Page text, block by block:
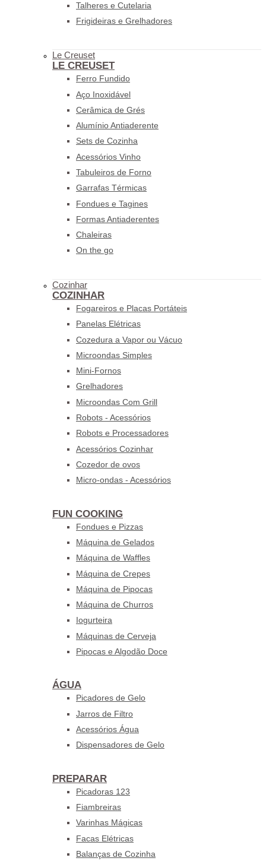
Talheres e Cutelaria
Frigideiras e Grelhadores
Le Creuset
LE CREUSET
Ferro Fundido
Aço Inoxidável
Cerâmica de Grés
Alumínio Antiaderente
Sets de Cozinha
Acessórios Vinho
Tabuleiros de Forno
Garrafas Térmicas
Fondues e Tagines
Formas Antiaderentes
Chaleiras
On the go
Cozinhar
COZINHAR
Fogareiros e Placas Portáteis
Panelas Elétricas
Cozedura a Vapor ou Vácuo
Microondas Simples
Mini-Fornos
Grelhadores
Microondas Com Grill
Robots - Acessórios
Robots e Processadores
Acessórios Cozinhar
Cozedor de ovos
Micro-ondas - Acessórios
FUN COOKING
Fondues e Pizzas
Máquina de Gelados
Máquina de Waffles
Máquina de Crepes
Máquina de Pipocas
Máquina de Churros
Iogurteira
Máquinas de Cerveja
Pipocas e Algodão Doce
ÁGUA
Picadores de Gelo
Jarros de Filtro
Acessórios Água
Dispensadores de Gelo
PREPARAR
Picadoras 123
Fiambreiras
Varinhas Mágicas
Facas Elétricas
Balanças de Cozinha